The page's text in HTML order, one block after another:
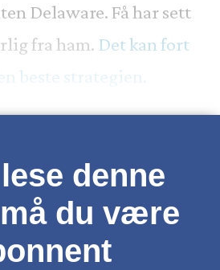
Delaware. Få har sett
fra ham. Det kan fort
beste strategien.
denne
du være